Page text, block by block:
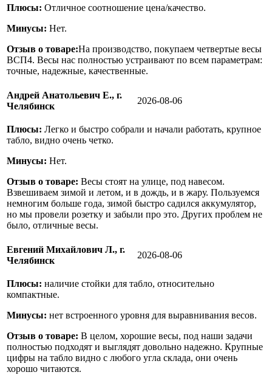
Плюсы: Отличное соотношение цена/качество.
Минусы: Нет.
Отзыв о товаре:На производство, покупаем четвертые весы
ВСП4. Весы нас полностью устраивают по всем параметрам:
точные, надежные, качественные.
Андрей Анатольевич Е., г.
Челябинск
2026-08-06
Плюсы: Легко и быстро собрали и начали работать, крупное
табло, видно очень четко.
Минусы: Нет.
Отзыв о товаре: Весы стоят на улице, под навесом.
Взвешиваем зимой и летом, и в дождь, и в жару. Пользуемся
немногим больше года, зимой быстро садился аккумулятор,
но мы провели розетку и забыли про это. Других проблем не
было, отличные весы.
Евгений Михайлович Л., г.
Челябинск
2026-08-06
Плюсы: наличие стойки для табло, относительно
компактные.
Минусы: нет встроенного уровня для выравнивания весов.
Отзыв о товаре: В целом, хорошие весы, под наши задачи
полностью подходят и выглядят довольно надежно. Крупные
цифры на табло видно с любого угла склада, они очень
хорошо читаются.